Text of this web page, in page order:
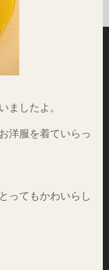
ましたよ。
洋服を着ていらっ
ってもかわいらし